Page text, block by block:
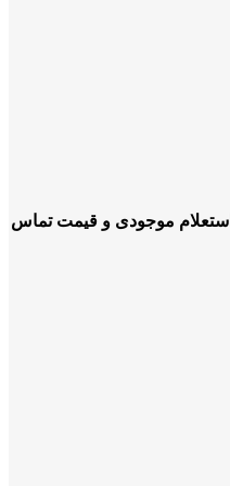
استعلام موجودی و قیمت تماس